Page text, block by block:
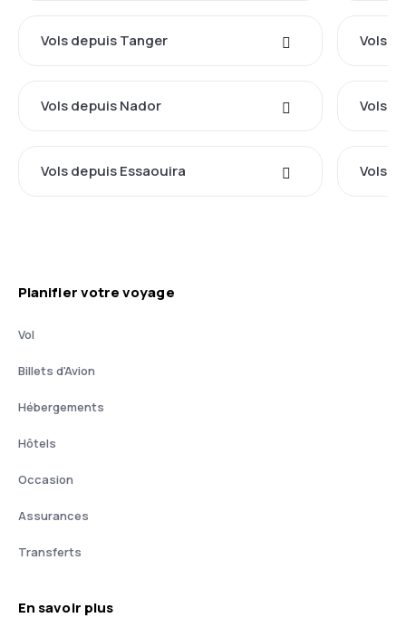
Vols depuis Tanger Vols
Vols depuis Nador Vols
Vols depuis Essaouira Vols
Planifier votre voyage
Vol
Billets d'Avion
Hébergements
Hôtels
Occasion
Assurances
Transferts
En savoir plus